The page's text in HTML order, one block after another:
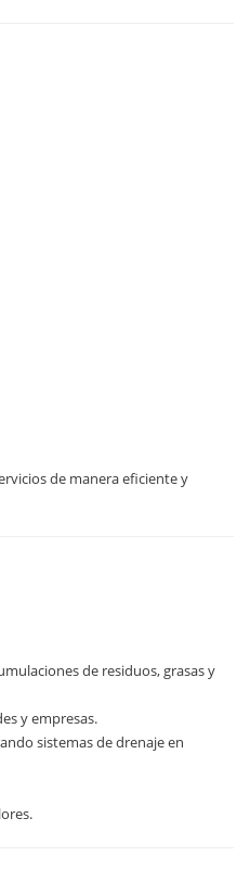
de manera eficiente y
de residuos, grasas y
y empresas.
sistemas de drenaje en